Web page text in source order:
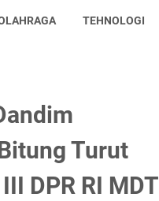
TEHNOLOGI
Turut
DPR RI MDT